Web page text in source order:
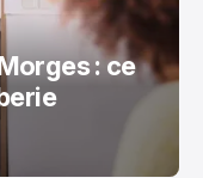
: ce